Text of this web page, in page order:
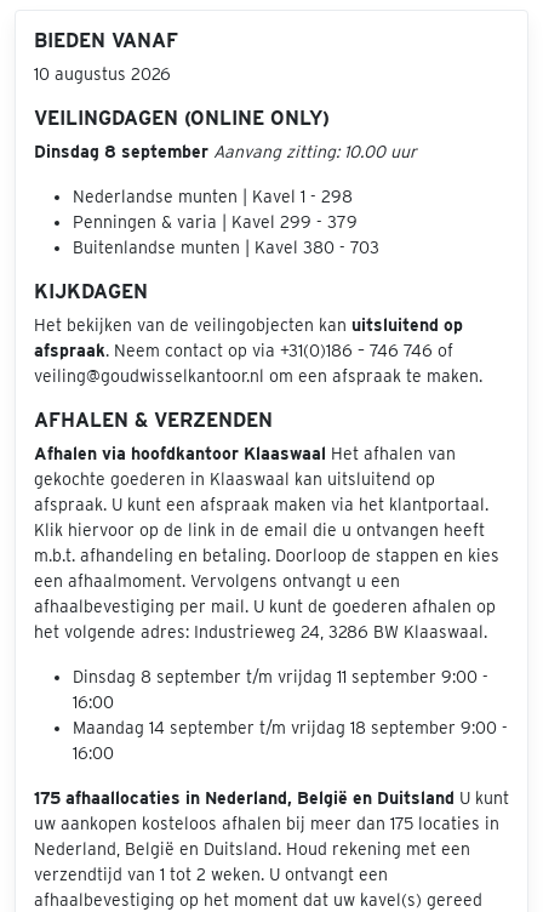
BIEDEN VANAF
10 augustus 2026
VEILINGDAGEN (ONLINE ONLY)
Dinsdag 8 september Aanvang zitting: 10.00 uur
Nederlandse munten | Kavel 1 - 298
Penningen & varia | Kavel 299 - 379
Buitenlandse munten | Kavel 380 - 703
KIJKDAGEN
Het bekijken van de veilingobjecten kan uitsluitend op
afspraak. Neem contact op via +31(0)186 – 746 746 of
veiling@goudwisselkantoor.nl om een afspraak te maken.
AFHALEN & VERZENDEN
Afhalen via hoofdkantoor Klaaswaal Het afhalen van
gekochte goederen in Klaaswaal kan uitsluitend op
afspraak. U kunt een afspraak maken via het klantportaal.
Klik hiervoor op de link in de email die u ontvangen heeft
m.b.t. afhandeling en betaling. Doorloop de stappen en kies
een afhaalmoment. Vervolgens ontvangt u een
afhaalbevestiging per mail. U kunt de goederen afhalen op
het volgende adres: Industrieweg 24, 3286 BW Klaaswaal.
Dinsdag 8 september t/m vrijdag 11 september 9:00 -
16:00
Maandag 14 september t/m vrijdag 18 september 9:00 -
16:00
175 afhaallocaties in Nederland, België en Duitsland U kunt
uw aankopen kosteloos afhalen bij meer dan 175 locaties in
Nederland, België en Duitsland. Houd rekening met een
verzendtijd van 1 tot 2 weken. U ontvangt een
afhaalbevestiging op het moment dat uw kavel(s) gereed